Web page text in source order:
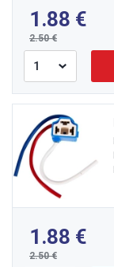
1.88
2.50
1.88
2.50